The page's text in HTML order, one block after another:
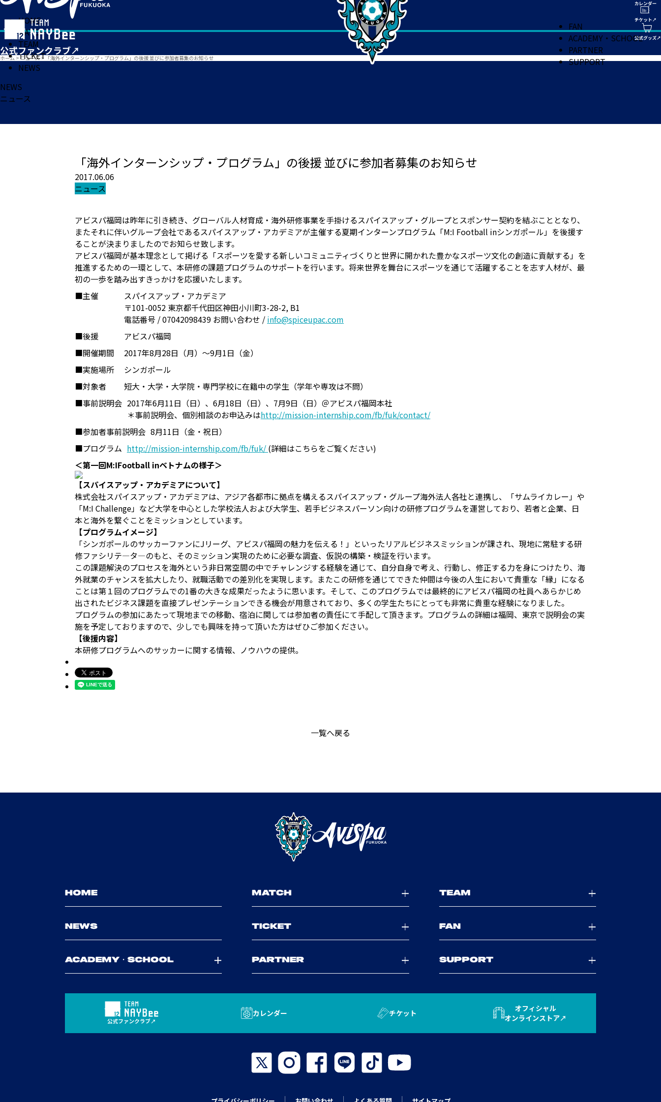
HOME
MATCH
TEAM
TICKET
NEWS
FAN
ACADEMY・SCHOOL
PARTNER
SUPPORT
ホーム > ニュース> 「海外インターンシップ・プログラム」の後援 並びに参加者募集のお知らせ
NEWS
ニュース
「海外インターンシップ・プログラム」の後援 並びに参加者募集のお知らせ
2017.06.06
ニュース
アビスパ福岡は昨年に引き続き、グローバル人材育成・海外研修事業を手掛けるスパイスアップ・グループとスポンサー契約を結ぶこととなり、
またそれに伴いグループ会社であるスパイスアップ・アカデミアが主催する夏期インターンプログラム「M:I Football inシンガポール」を後援す
ることが決まりましたのでお知らせ致します。
アビスパ福岡が基本理念として掲げる「スポーツを愛する新しいコミュニティづくりと世界に開かれた豊かなスポーツ文化の創造に貢献する」を
推進するための一環として、本研修の課題プログラムのサポートを行います。将来世界を舞台にスポーツを通じて活躍することを志す人材が、最
初の一歩を踏み出すきっかけを応援いたします。
■主催
スパイスアップ・アカデミア
〒101-0052 東京都千代田区神田小川町3-28-2, B1
電話番号 / 07042098439 お問い合わせ / info@spiceupac.com
■後援
アビスパ福岡
■開催期間
2017年8月28日（月）～9月1日（金）
■実施場所
シンガポール
■対象者
短大・大学・大学院・専門学校に在籍中の学生（学年や専攻は不問）
■事前説明会 2017年6月11日（日）、6月18日（日）、7月9日（日）＠アビスパ福岡本社
＊事前説明会、個別相談のお申込みはhttp://mission-internship.com/fb/fuk/contact/
■参加者事前説明会 8月11日（金・祝日）
■プログラム http://mission-internship.com/fb/fuk/ (詳細はこちらをご覧ください)
＜第一回M:IFootball inベトナムの様子＞
【スパイスアップ・アカデミアについて】
株式会社スパイスアップ・アカデミアは、アジア各都市に拠点を構えるスパイスアップ・グループ海外法人各社と連携し、「サムライカレー」や
「M:I Challenge」など大学を中心とした学校法人および大学生、若手ビジネスパーソン向けの研修プログラムを運営しており、若者と企業、日
本と海外を繋ぐことをミッションとしています。
【プログラムイメージ】
「シンガポールのサッカーファンにJリーグ、アビスパ福岡の魅力を伝える！」といったリアルビジネスミッションが課され、現地に常駐する研
修ファシリテ―タ―のもと、そのミッション実現のために必要な調査、仮説の構築・検証を行います。
この課題解決のプロセスを海外という非日常空間の中でチャレンジする経験を通じて、自分自身で考え、行動し、修正する力を身につけたり、海
外就業のチャンスを拡大したり、就職活動での差別化を実現します。またこの研修を通じてできた仲間は今後の人生において貴重な「縁」になる
ことは第１回のプログラムでの1番の大きな成果だったように思います。そして、このプログラムでは最終的にアビスパ福岡の社員へあらかじめ
出されたビジネス課題を直接プレゼンテーションできる機会が用意されており、多くの学生たちにとっても非常に貴重な経験になりました。
プログラムの参加にあたって現地までの移動、宿泊に関しては参加者の責任にて手配して頂きます。プログラムの詳細は福岡、東京で説明会の実
施を予定しておりますので、少しでも興味を持って頂いた方はぜひご参加ください。
【後援内容】
本研修プログラムへのサッカーに関する情報、ノウハウの提供。
一覧へ戻る
HOME MATCH TEAM
NEWS TICKET FAN
ACADEMY・SCHOOL PARTNER SUPPORT
公式ファンクラブ
カレンダー チケット
オフィシャル
オンラインストア